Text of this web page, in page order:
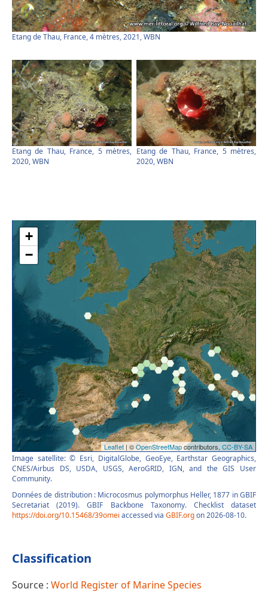
Etang de Thau, France, 4 mètres, 2021, WBN
Etang de Thau, France, 5 mètres,
2020, WBN
Etang de Thau, France, 5 mètres,
2020, WBN
Image satellite: © Esri, DigitalGlobe, GeoEye, Earthstar Geographics,
CNES/Airbus DS, USDA, USGS, AeroGRID, IGN, and the GIS User
Community.
Données de distribution : Microcosmus polymorphus Heller, 1877 in GBIF
Secretariat (2019). GBIF Backbone Taxonomy. Checklist dataset
https://doi.org/10.15468/39omei accessed via GBIF.orgon 2026-08-10.
Classification
Source : World Register of Marine Species